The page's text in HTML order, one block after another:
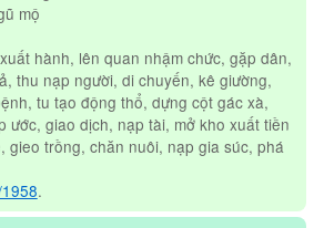
mộ
hành, lên quan nhậm chức, gặp dân,
thu nạp người, di chuyến, kê giường,
tu tạo động thổ, dựng cột gác xà,
ước, giao dịch, nạp tài, mở kho xuất tiền
gieo trồng, chăn nuôi, nạp gia súc, phá
.